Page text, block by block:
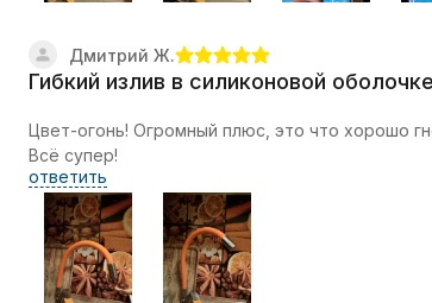
Дмитрий Ж.
Гибкий излив в силиконовой
Цвет-огонь! Огромный плюс, это что хорошо
Всё супер!
ответить